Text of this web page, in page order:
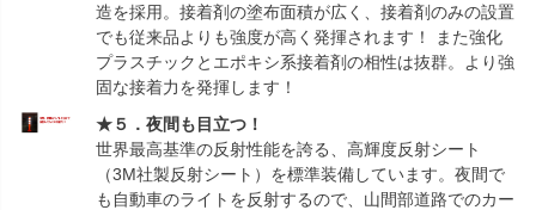
造を採用。接着剤の塗布面積が広く、接着剤のみの設置
でも従来品よりも強度が高く発揮されます！ また強化
プラスチックとエポキシ系接着剤の相性は抜群。より強
固な接着力を発揮します！
★５．夜間も目立つ！
世界最高基準の反射性能を誇る、高輝度反射シート
（3M社製反射シート）を標準装備しています。夜間で
も自動車のライトを反射するので、山間部道路でのカー